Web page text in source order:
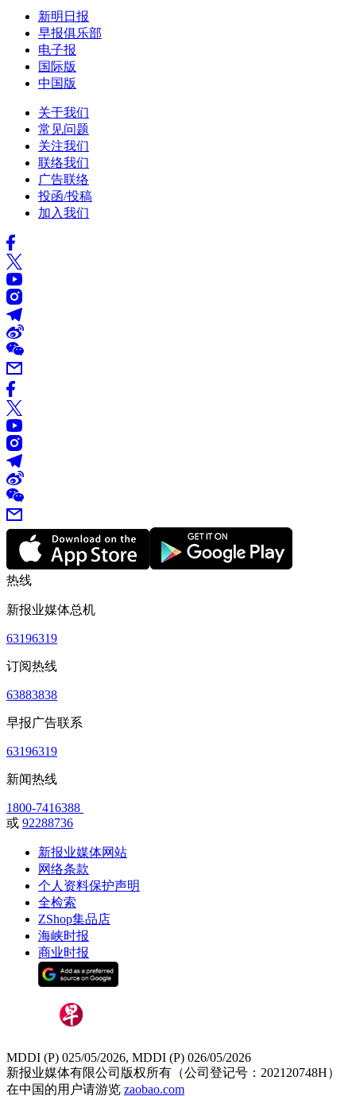
新明日报
早报俱乐部
电子报
国际版
中国版
关于我们
常见问题
关注我们
联络我们
广告联络
投函/投稿
加入我们
热线
新报业媒体总机
63196319
订阅热线
63883838
早报广告联系
63196319
新闻热线
1800-7416388
或 92288736
新报业媒体网站
网络条款
个人资料保护声明
全检索
ZShop集品店
海峡时报
商业时报
MDDI (P) 025/05/2026, MDDI (P) 026/05/2026
新报业媒体有限公司版权所有（公司登记号：202120748H）
在中国的用户请游览 zaobao.com